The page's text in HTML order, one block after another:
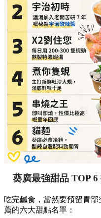
葵廣最強甜品 TOP 6
吃完鹹食，當然要預留胃
薦的六大甜點名單：